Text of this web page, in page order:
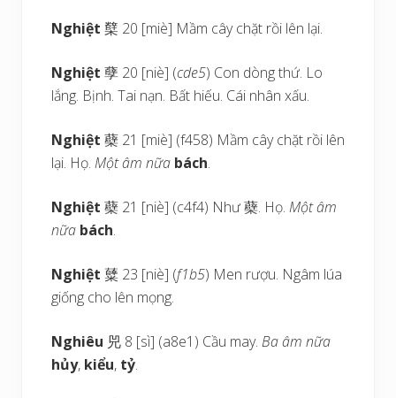
Nghiệt櫱 20 [miè] Mầm cây chặt rồi lên lại.
Nghiệt孽 20 [niè] (cde5) Con dòng thứ. Lo
lắng. Bịnh. Tai nạn. Bất hiếu. Cái nhân xấu.
Nghiệt蘗 21 [miè] (f458) Mầm cây chặt rồi lên
lại. Họ.Một âm nữa bách.
Nghiệt 蘗 21 [niè] (c4f4) Như 蘗. Họ.Một âm
nữa bách.
Nghiệt 糵 23 [niè] (f1b5) Men rượu. Ngâm lúa
giống cho lên mọng.
Nghiêu 兕 8 [sì] (a8e1) Cầu may.Ba âm nữa
hủy, kiểu, tỷ.